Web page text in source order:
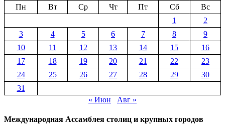
Пн
Вт Ср Чт Пт Сб
Вс
1
2
3
4 5 6 7 8
9
10
11 12 13 14 15
16
17
18 19 20 21 22
23
24
25 26 27 28 29
30
31
« Июн
Авг »
Международная Ассамблея столиц и крупных городов